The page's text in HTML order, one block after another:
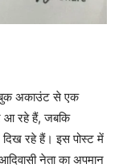
अकाउंट से एक
आ रहे हैं, जबकि
रहे हैं। इस पोस्ट में
नेता का अपमान